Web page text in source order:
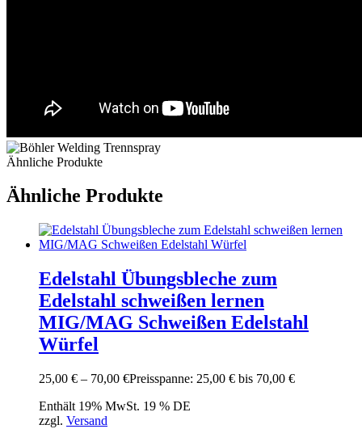
Ähnliche Produkte
Ähnliche Produkte
Edelstahl Übungsbleche zum
Edelstahl schweißen lernen
MIG/MAG Schweißen Edelstahl
Würfel
25,00 € – 70,00 €Preisspanne: 25,00 € bis 70,00 €
Enthält 19% MwSt. 19 % DE
zzgl. Versand